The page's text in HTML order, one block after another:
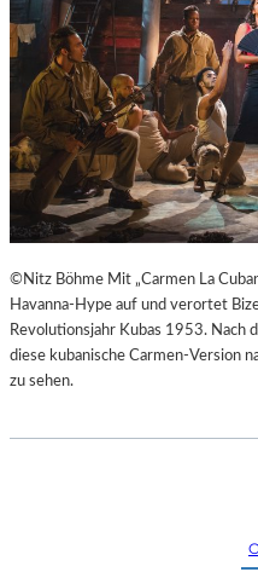
©Nitz Böhme Mit „Carmen La
Havanna-Hype auf und verortet
Revolutionsjahr Kubas 1953.
diese kubanische Carmen-Version
zu sehen.